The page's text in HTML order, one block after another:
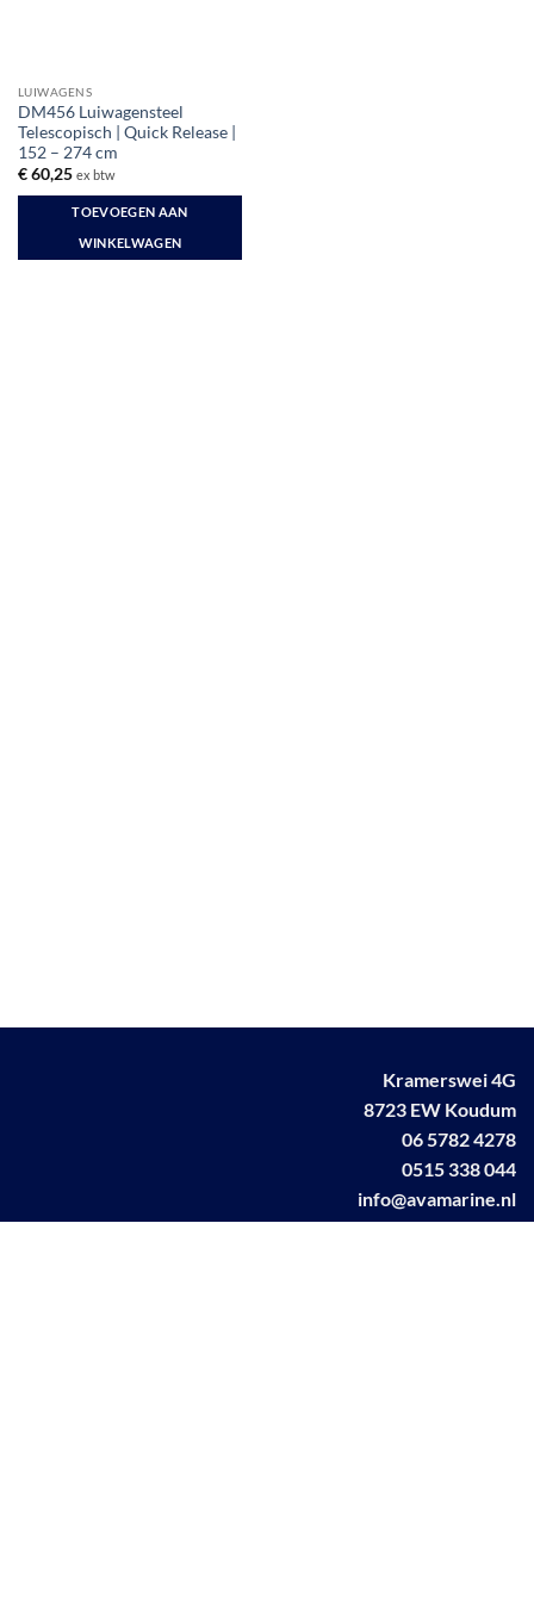
LUIWAGENS
DM456 Luiwagensteel
Telescopisch | Quick Release |
152 – 274 cm
€60,25 ex btw
TOEVOEGEN AAN
WINKELWAGEN
Kramerswei 4G
8723 EW Koudum
06 5782 4278
0515 338 044
info@avamarine.nl